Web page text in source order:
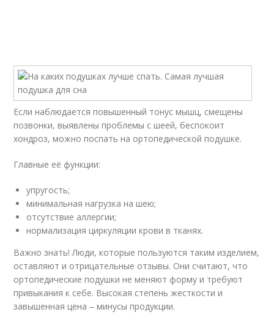
Если наблюдается повышенный тонус мышц, смещены
позвонки, выявлены проблемы с шеей, беспокоит
хондроз, можно поспать на ортопедической подушке.
Главные её функции:
упругость;
минимальная нагрузка на шею;
отсутствие аллергии;
нормализация циркуляции крови в тканях.
Важно знать! Люди, которые пользуются таким изделием,
оставляют и отрицательные отзывы. Они считают, что
ортопедические подушки не меняют форму и требуют
привыкания к себе. Высокая степень жесткости и
завышенная цена ‒ минусы продукции.